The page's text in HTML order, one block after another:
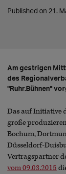
Published on 21.
Am gestrigen
des
"Ruhr.Bühnen"
Das auf Initiative
große
Bochum,
Düsseldorf-
Vertragspartner
vom 09.03.2015